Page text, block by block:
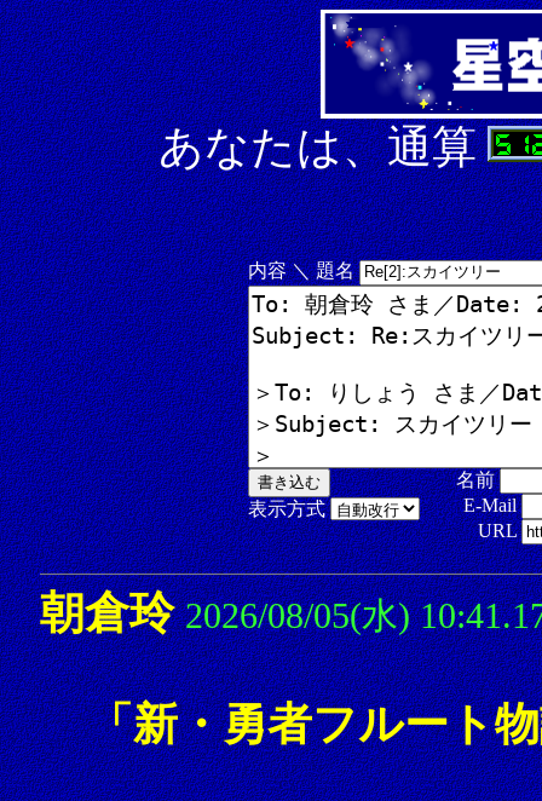
あなたは、通算
内容 ＼ 題名
表示方式
名前
E-Mail
URL
朝倉玲 2026/08/05(水)
「新・勇者フルート